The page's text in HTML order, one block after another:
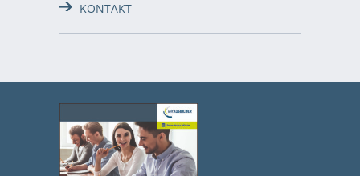
KONTAKT